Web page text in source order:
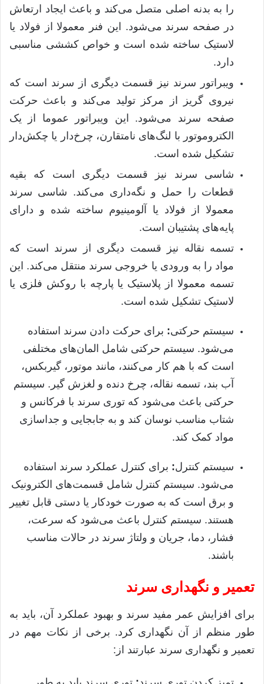
را به بدنه اصلی متصل می‌کند و باعث ایجاد ارتعاش
در صفحه سرند می‌شود. این فنر معمولا از فولاد یا
لاستیک ساخته شده است و خواص کششی مناسبی
دارد.
ویبراتور سرند نیز قسمت دیگری از سرند است که
نیروی گریز از مرکز تولید می‌کند و باعث حرکت
صفحه سرند می‌شود. این ویبراتور عموما از یک
الکتروموتور با لنگ‌های نامتقارن، چرخ‌دار یا چکش‌دار
تشکیل شده است.
شاسی سرند نیز قسمت دیگری است که بقیه
قطعات را حمل و نگه‌داری می‌کند. شاسی سرند
معمولا از فولاد یا آلومینیوم ساخته شده و دارای
پایه‌های پشتیبان است.
تسمه نقاله نیز قسمت دیگری از سرند است که
مواد را به ورودی یا خروجی سرند منتقل می‌کند. این
تسمه معمولا از پلاستیک یا پارچه با روکش فلزی یا
لاستیک تشکیل شده است.
سیستم حرکتی: برای حرکت دادن سرند استفاده
می‌شود. سیستم حرکتی شامل المان‌های مختلفی
است که با هم کار می‌کنند، مانند موتور، گیربکس،
آب بند، تسمه نقاله، چرخ دنده و لغزش گیر . سیستم
حرکتی باعث می‌شود که توری سرند با فرکانس و
شتاب مناسب نوسان کند و به جابجایی و جداسازی
مواد کمک کند.
سیستم کنترل: برای کنترل عملکرد سرند استفاده
می‌شود. سیستم کنترل شامل قسمت‌های الکترونیک
و برق است که به صورت خودکار یا دستی قابل تغییر
هستند. سیستم کنترل باعث می‌شود که سرعت،
فشار، دما، جریان و ولتاژ سرند در حالات مناسب
باشند.
تعمیر و نگهداری سرند
برای افزایش عمر مفید سرند و بهبود عملکرد آن، باید به
طور منظم از آن نگهداری کرد. برخی از نکات مهم در
تعمیر و نگهداری سرند عبارتند از :